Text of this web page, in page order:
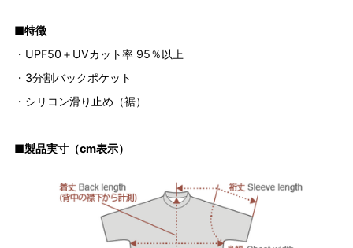
■特徴
・UPF50＋UVカット率 95％以上
・3分割バックポケット
・シリコン滑り止め（裾）
■製品実寸（cm表示）